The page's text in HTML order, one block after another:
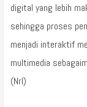
digital yang lebih
sehingga proses
menjadi interaktif
multimedia
(Nrl)